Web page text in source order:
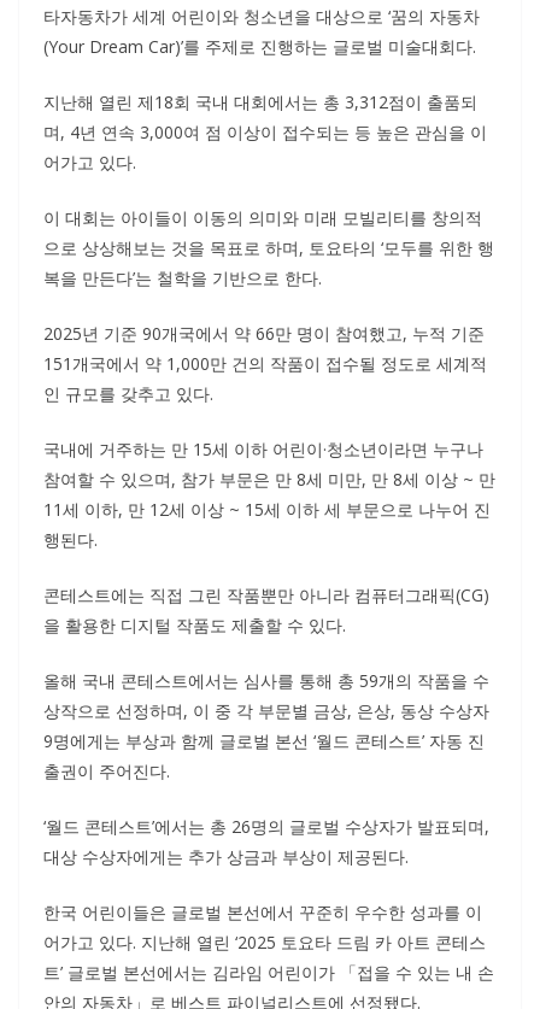
타자동차가 세계 어린이와 청소년을 대상으로 ‘꿈의 자동차
(Your Dream Car)’를 주제로 진행하는 글로벌 미술대회다.
지난해 열린 제18회 국내 대회에서는 총 3,312점이 출품되
며, 4년 연속 3,000여 점 이상이 접수되는 등 높은 관심을 이
어가고 있다.
이 대회는 아이들이 이동의 의미와 미래 모빌리티를 창의적
으로 상상해보는 것을 목표로 하며, 토요타의 ‘모두를 위한 행
복을 만든다’는 철학을 기반으로 한다.
2025년 기준 90개국에서 약 66만 명이 참여했고, 누적 기준
151개국에서 약 1,000만 건의 작품이 접수될 정도로 세계적
인 규모를 갖추고 있다.
국내에 거주하는 만 15세 이하 어린이·청소년이라면 누구나
참여할 수 있으며, 참가 부문은 만 8세 미만, 만 8세 이상 ~ 만
11세 이하, 만 12세 이상 ~ 15세 이하 세 부문으로 나누어 진
행된다.
콘테스트에는 직접 그린 작품뿐만 아니라 컴퓨터그래픽(CG)
을 활용한 디지털 작품도 제출할 수 있다.
올해 국내 콘테스트에서는 심사를 통해 총 59개의 작품을 수
상작으로 선정하며, 이 중 각 부문별 금상, 은상, 동상 수상자
9명에게는 부상과 함께 글로벌 본선 ‘월드 콘테스트’ 자동 진
출권이 주어진다.
‘월드 콘테스트’에서는 총 26명의 글로벌 수상자가 발표되며,
대상 수상자에게는 추가 상금과 부상이 제공된다.
한국 어린이들은 글로벌 본선에서 꾸준히 우수한 성과를 이
어가고 있다. 지난해 열린 ‘2025 토요타 드림 카 아트 콘테스
트’ 글로벌 본선에서는 김라임 어린이가 「접을 수 있는 내 손
안의 자동차」로 베스트 파이널리스트에 선정됐다.